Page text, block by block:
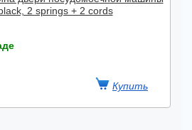
2 springs + 2 cords